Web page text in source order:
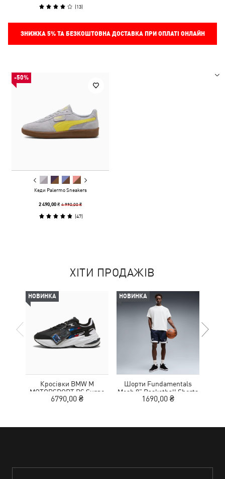
(13)
ЗНИЖКА 5%ТА БЕЗКОШТОВНА ДОСТАВКА ПРИ ОПЛАТІ ОНЛАЙН
-50%
Кеди Palermo Sneakers
2 490,00 ₴4 990,00 ₴
(47)
ХІТИ ПРОДАЖІВ
НОВИНКА
Кросівки BMW M
MOTORSPORT RS Surge
Sneakers Unisex
6790,00 ₴
НОВИНКА
Шорти Fundamentals
Mesh 8" Basketball Shorts
Men
1690,00 ₴